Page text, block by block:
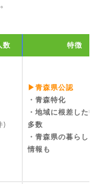
数 特徴
)
▶青森県公認
・青森特化
・地域に根差した
多数
・青森県の暮らし
情報も